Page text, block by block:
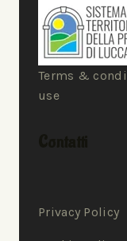
Terms &
use
Privacy Policy